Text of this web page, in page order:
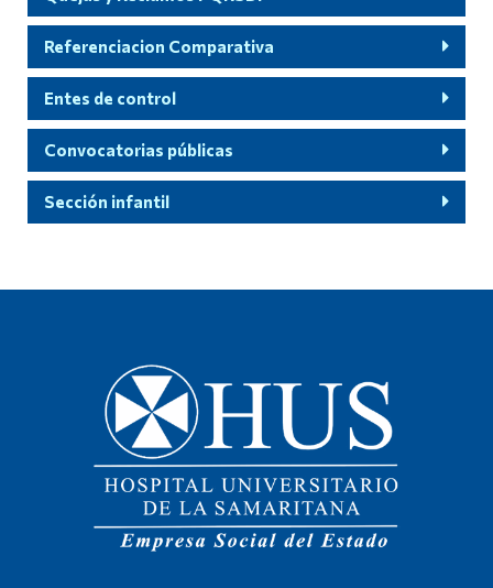
Referenciacion Comparativa
Entes de control
Convocatorias públicas
Sección infantil